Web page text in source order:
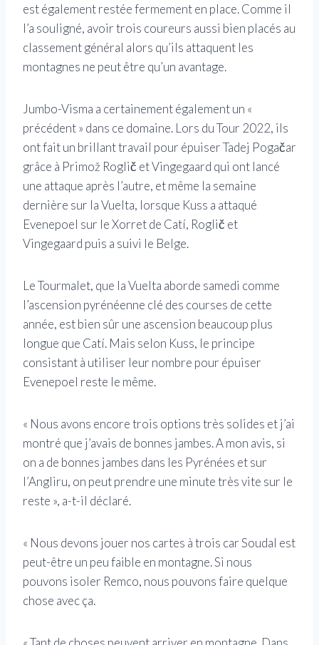
est également restée fermement en place. Comme il
l’a souligné, avoir trois coureurs aussi bien placés au
classement général alors qu’ils attaquent les
montagnes ne peut être qu’un avantage.
Jumbo-Visma a certainement également un «
précédent » dans ce domaine. Lors du Tour 2022, ils
ont fait un brillant travail pour épuiser Tadej Pogačar
grâce à Primož Roglič et Vingegaard qui ont lancé
une attaque après l’autre, et même la semaine
dernière sur la Vuelta, lorsque Kuss a attaqué
Evenepoel sur le Xorret de Catí, Roglič et
Vingegaard puis a suivi le Belge.
Le Tourmalet, que la Vuelta aborde samedi comme
l’ascension pyrénéenne clé des courses de cette
année, est bien sûr une ascension beaucoup plus
longue que Catí. Mais selon Kuss, le principe
consistant à utiliser leur nombre pour épuiser
Evenepoel reste le même.
« Nous avons encore trois options très solides et j’ai
montré que j’avais de bonnes jambes. A mon avis, si
on a de bonnes jambes dans les Pyrénées et sur
l’Angliru, on peut prendre une minute très vite sur le
reste », a-t-il déclaré.
« Nous devons jouer nos cartes à trois car Soudal est
peut-être un peu faible en montagne. Si nous
pouvons isoler Remco, nous pouvons faire quelque
chose avec ça.